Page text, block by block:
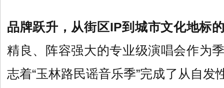
品牌跃升，从街区IP到城市文化地标
精良、阵容强大的专业级演唱会作为
志着“玉林路民谣音乐季”完成了从自发